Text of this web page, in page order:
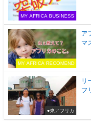
MY AFRICA BUSINESS
MY AFRICA RECOMEND
ア
マ
●東アフリカ
リ
フ